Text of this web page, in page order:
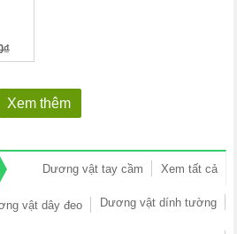
Xem thêm
Xem tất cả
Dương vật tay cầm
Dương vật dính tường
vật dây đeo